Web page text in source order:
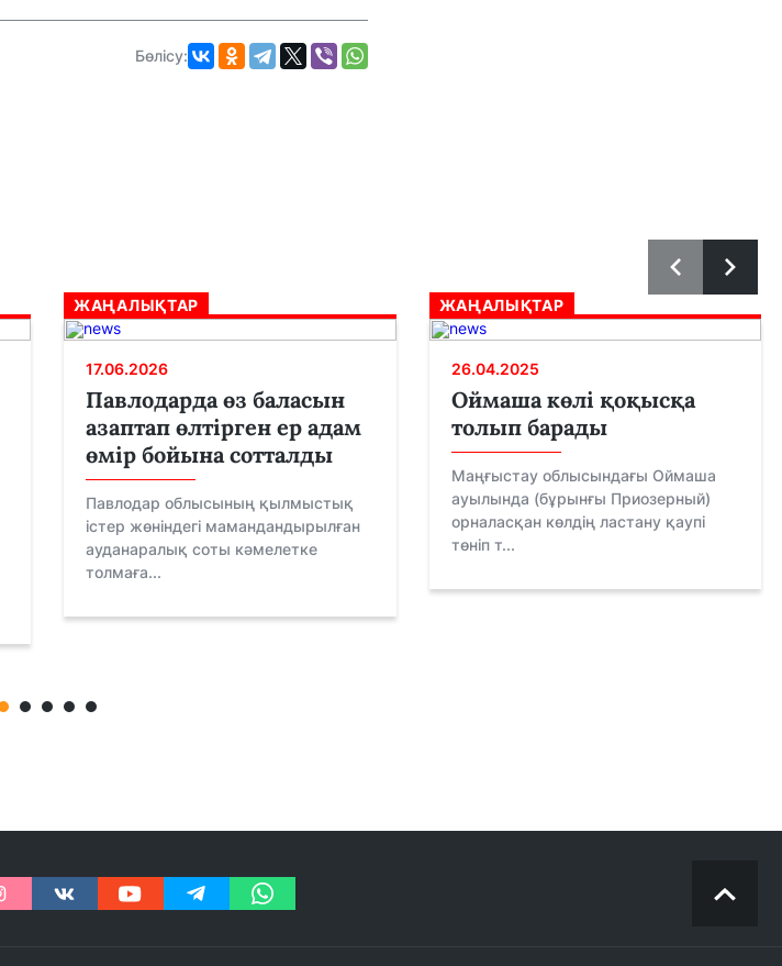
Бөлісу:
ЖАҢАЛЫҚТАР
17.06.2026
Павлодарда өз баласын
азаптап өлтірген ер адам
өмір бойына сотталды
Павлодар облысының қылмыстық
істер жөніндегі мамандандырылған
ауданаралық соты кәмелетке
толмаға...
ЖАҢАЛЫҚТАР
26.04.2025
Оймаша көлі қоқысқа
толып барады
Маңғыстау облысындағы Оймаша
ауылында (бұрынғы Приозерный)
орналасқан көлдің ластану қаупі
төніп т...